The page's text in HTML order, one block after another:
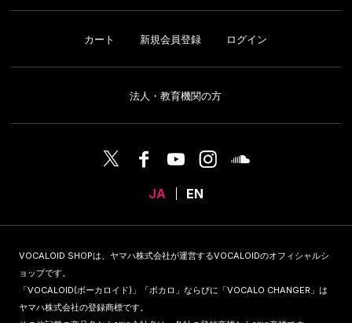
カート 新規会員登録 ログイン
法人・教育機関の方
JA EN
VOCALOID SHOPは、ヤマハ株式会社が運営するVOCALOIDのオフィシャルシ
ョップです。
「VOCALOID(ボーカロイド)」「ボカロ」ならびに「VOCALO CHANGER」は
ヤマハ株式会社の登録商標です。